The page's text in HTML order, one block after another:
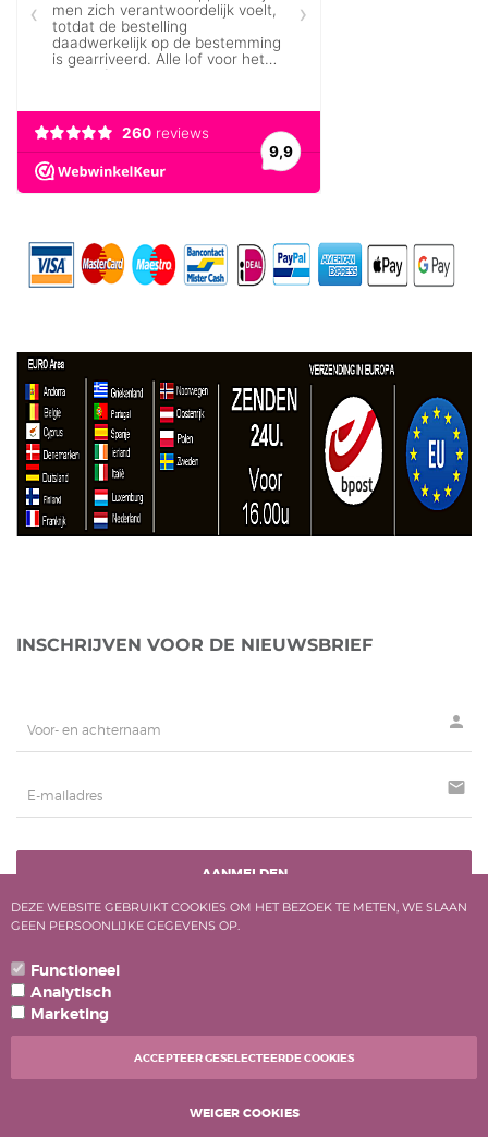
INSCHRIJVEN VOOR DE NIEUWSBRIEF
person
mail
AANMELDEN
ALLE BEDRAGEN ZIJN INCLUSIEF BTW
DEZE WEBSITE GEBRUIKT COOKIES OM HET BEZOEK TE METEN, WE SLAAN
GEEN PERSOONLIJKE GEGEVENS OP.
Functioneel
Analytisch
Marketing
ACCEPTEER GESELECTEERDE COOKIES
WEIGER COOKIES
BTWBE0527738594